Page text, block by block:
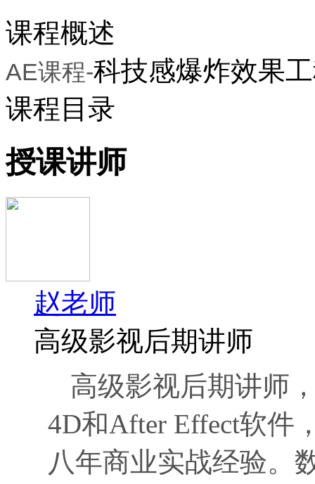
课程概述
AE课程-科技感爆炸效果
课程目录
授课讲师
赵老师
高级影视后期讲师
高级影视后期讲师
4D和After Effect软件
八年商业实战经验。